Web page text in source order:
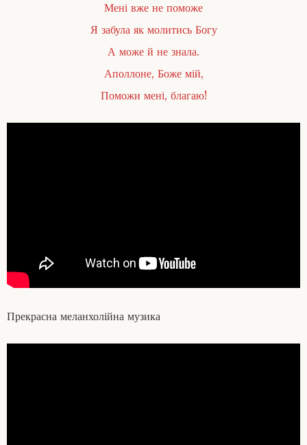
Мені вже не поможе
Я забула як молитись Богу
А може й не знала.
Аполлоне, Боже мій,
Поможи мені, благаю!
Прекрасна меланхолійна музика